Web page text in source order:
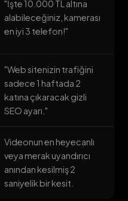
"İşte 10.000 TL altına
alabileceğiniz, kamerası
en iyi 3 telefon!"
"Web sitenizin trafiğini
sadece 1 haftada 2
katına çıkaracak gizli
SEO ayarı."
Videonun en heyecanlı
veya merak uyandırıcı
anından kesilmiş 2
saniyelik bir kesit.